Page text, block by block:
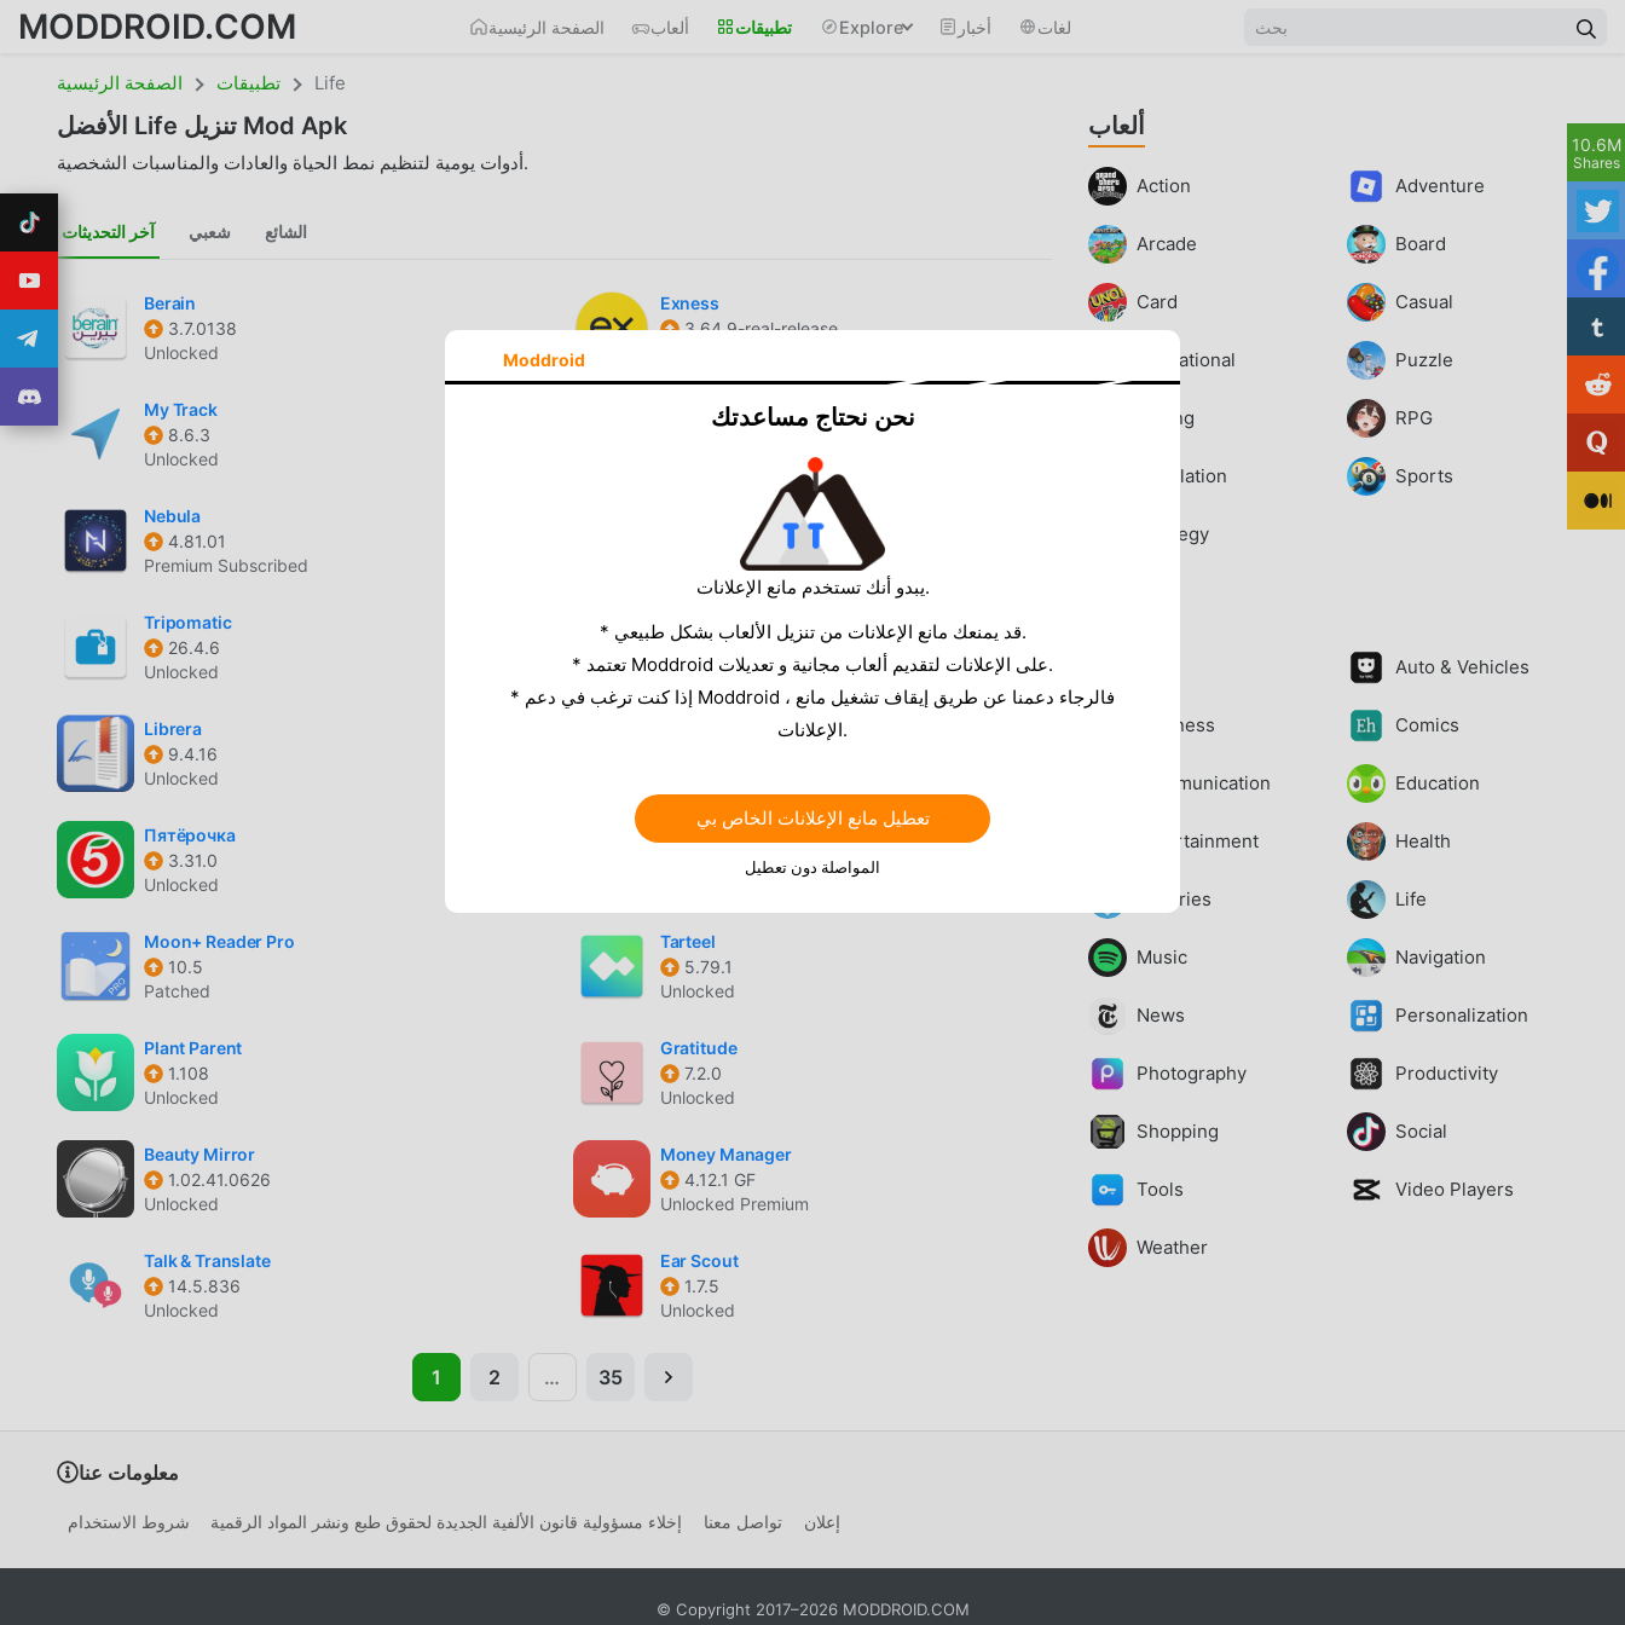
MODDROID.COM الصفحة الرئيسية ألعاب تطبيقات Explore أخبار لغات
الصفحة الرئيسية تطبيقات Life
Life تنزيل Mod Apk
أدوات يومية لتنظيم نمط الحياة والعادات والمناسبات الشخصية.
آخر التحديثات شعبي الشائع
Berain
3.7.0138
Unlocked
Exness
3.64.9-real-release
My Track
8.6.3
Unlocked
Pratilipi
Nebula
4.81.01
Premium Subscribed
Tripomatic
26.4.6
Unlocked
Athan
11.0.0
Unlocked
Librera
9.4.16
Unlocked
Пятёрочка
3.31.0
Unlocked
Time Until
Premium Unlocked
Moon+ Reader Pro
10.5
Patched
Tarteel
5.79.1
Unlocked
Plant Parent
1.108
Unlocked
Gratitude
7.2.0
Unlocked
Beauty Mirror
1.02.41.0626
Unlocked
Money Manager
4.12.1 GF
Unlocked Premium
Talk & Translate
14.5.836
Unlocked
Ear Scout
1.7.5
Unlocked
1 2 … 35
ألعاب
Action Adventure
Arcade Board
Card Casual
Educational Puzzle
Racing RPG
Simulation Sports
Strategy
Auto & Vehicles
Business Comics
Communication Education
Entertainment Health
Libraries Life
Music Navigation
News Personalization
Photography Productivity
Shopping Social
Tools Video Players
Weather
معلومات عنا
شروط الاستخدام إخلاء مسؤولية قانون الألفية الجديدة لحقوق طبع ونشر المواد الرقمية تواصل معنا إعلان
© Copyright 2017–2026 MODDROID.COM
Moddroid
نحن نحتاج مساعدتك
يبدو أنك تستخدم مانع الإعلانات.
* قد يمنعك مانع الإعلانات من تنزيل الألعاب بشكل طبيعي.
* تعتمد Moddroid على الإعلانات لتقديم ألعاب مجانية و تعديلات.
* إذا كنت ترغب في دعم Moddroid ، فالرجاء دعمنا عن طريق إيقاف تشغيل مانع
الإعلانات.
تعطيل مانع الإعلانات الخاص بي
المواصلة دون تعطيل
10.6M
Shares